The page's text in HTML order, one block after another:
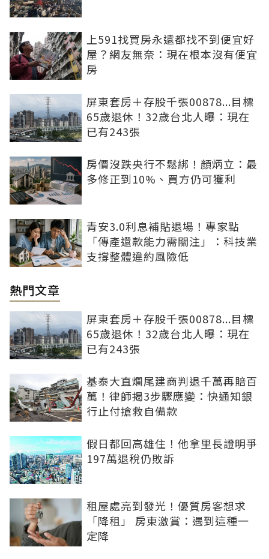
上591找買房永遠都找不到便宜好
屋？網友無奈：現在根本沒有便宜
房
屏東套房＋存股千張00878...目標
65歲退休！32歲台北人曝：現在
已有243張
房價沒跌央行不鬆綁！顏炳立：最
多修正到10%、買方仍可獲利
青安3.0利息補貼退場！專家點
「傳產還款能力需關注」：科技業
支撐整體違約風險低
熱門文章
屏東套房＋存股千張00878...目標
65歲退休！32歲台北人曝：現在
已有243張
基泰大直爛尾建商判退千萬再賠百
萬！律師揭3步驟應變：快通知銀
行止付搶救自備款
假日都回高雄住！他拿里長證明爭
197萬退稅仍敗訴
租屋處亮到發光！優質房客想求
「降租」 房東激賞：遇到這種一
定降